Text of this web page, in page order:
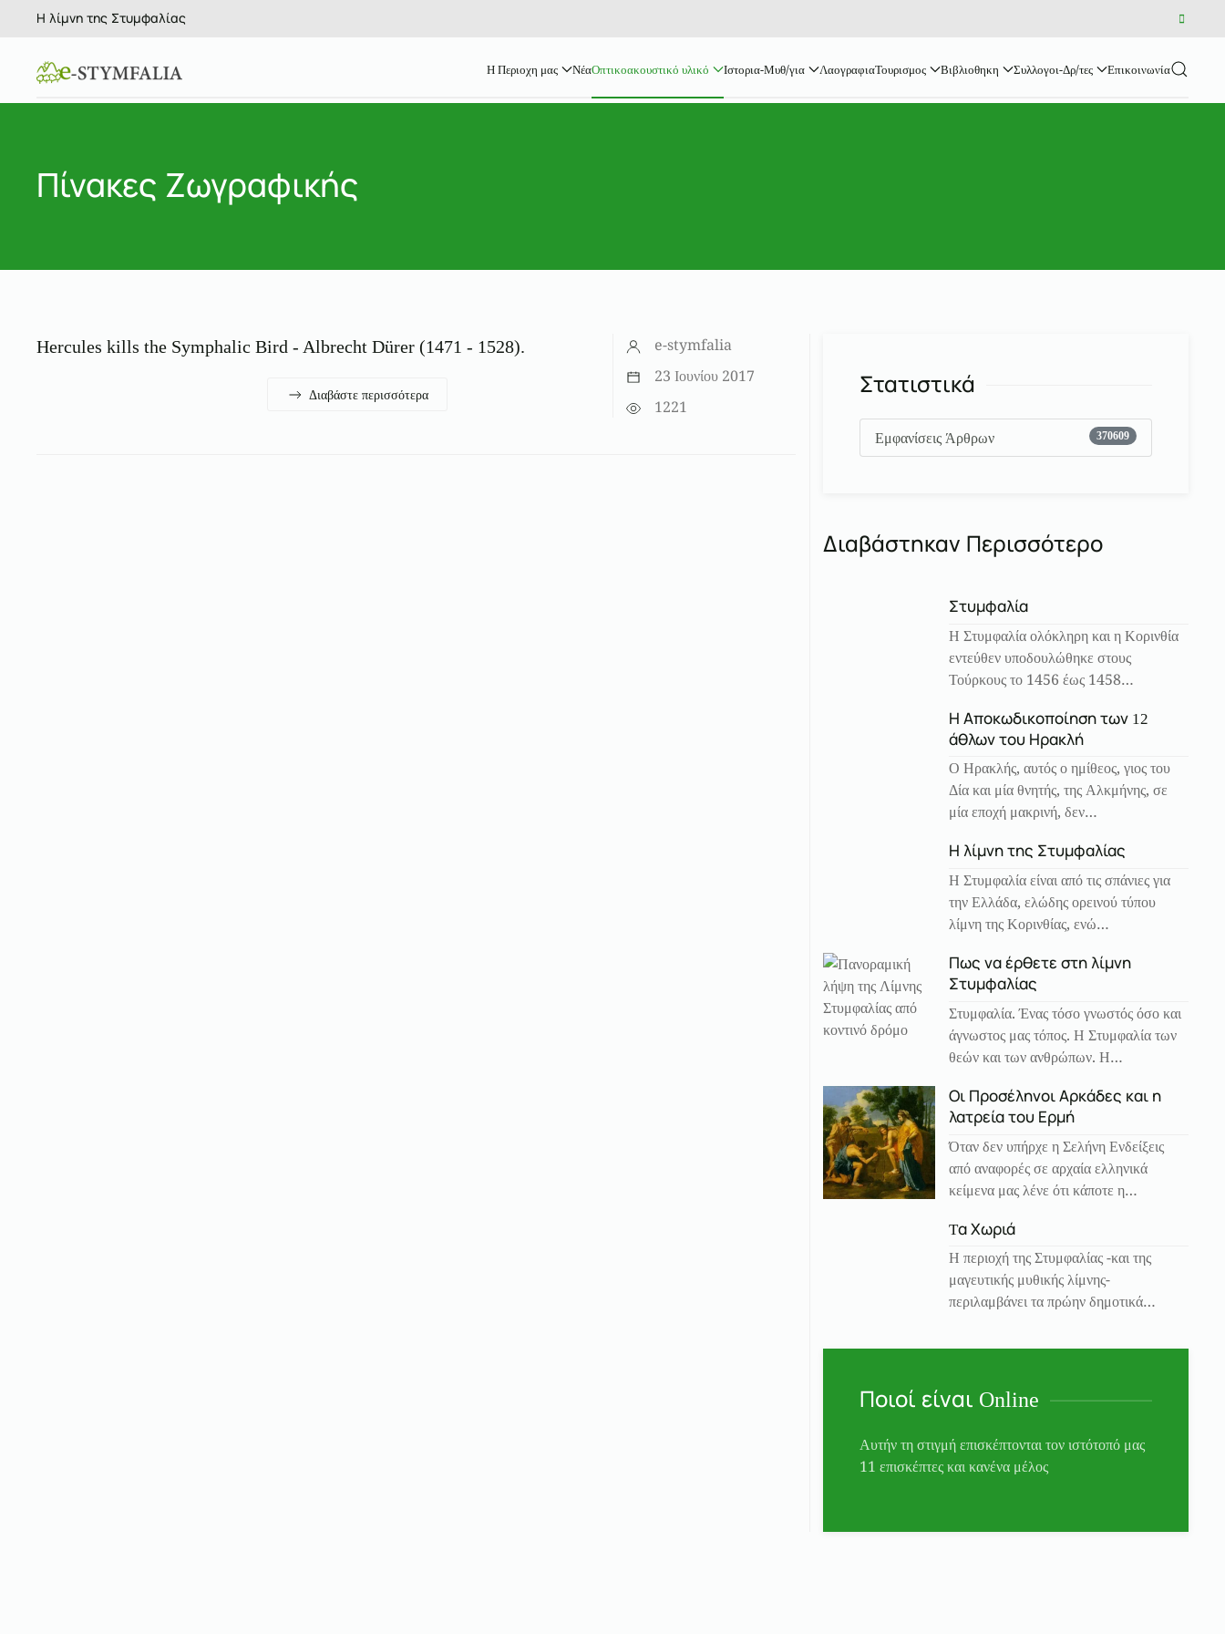
Η λίμνη της Στυμφαλίας
Η Περιοχη μας ΝέαΟπτικοακουστικό υλικό Ιστορια-Μυθ/για ΛαογραφιαΤουρισμος Βιβλιοθηκη Συλλογοι-Δρ/τες Επικοινωνία
Πίνακες Ζωγραφικής
Hercules kills the Symphalic Bird - Albrecht Dürer (1471 - 1528).
Διαβάστε περισσότερα
e-stymfalia
23 Ιουνίου 2017
1221
Στατιστικά
Εμφανίσεις Άρθρων 370609
Διαβάστηκαν Περισσότερο
Στυμφαλία
Η Στυμφαλία ολόκληρη και η Κορινθία
εντεύθεν υποδουλώθηκε στους
Τούρκους το 1456 έως 1458…
Η Αποκωδικοποίηση των 12
άθλων του Ηρακλή
Ο Ηρακλής, αυτός ο ημίθεος, γιος του
Δία και μία θνητής, της Αλκμήνης, σε
μία εποχή μακρινή, δεν…
Η λίμνη της Στυμφαλίας
Η Στυμφαλία είναι από τις σπάνιες για
την Ελλάδα, ελώδης ορεινού τύπου
λίμνη της Κορινθίας, ενώ…
Πως να έρθετε στη λίμνη
Στυμφαλίας
Στυμφαλία. Ένας τόσο γνωστός όσο και
άγνωστος μας τόπος. Η Στυμφαλία των
θεών και των ανθρώπων. Η…
Οι Προσέληνοι Αρκάδες και η
λατρεία του Ερμή
Όταν δεν υπήρχε η Σελήνη Ενδείξεις
από αναφορές σε αρχαία ελληνικά
κείμενα μας λένε ότι κάποτε η…
Tα Χωριά
Η περιοχή της Στυμφαλίας -και της
μαγευτικής μυθικής λίμνης-
περιλαμβάνει τα πρώην δημοτικά…
Ποιοί είναι Online
Αυτήν τη στιγμή επισκέπτονται τον ιστότοπό μας
11 επισκέπτες και κανένα μέλος